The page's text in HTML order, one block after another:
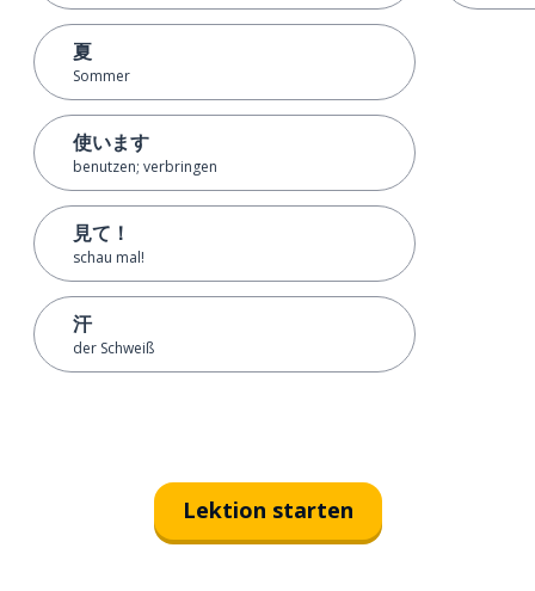
夏
Sommer
使います
benutzen; verbringen
見て！
schau mal!
汗
der Schweiß
Lektion starten